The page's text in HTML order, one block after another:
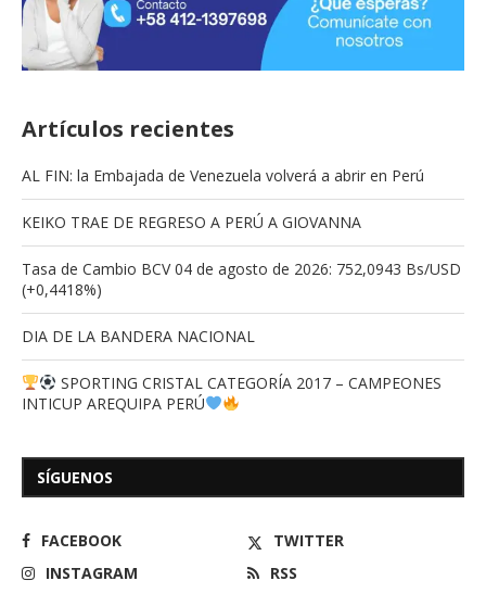
Artículos recientes
AL FIN: la Embajada de Venezuela volverá a abrir en Perú
KEIKO TRAE DE REGRESO A PERÚ A GIOVANNA
Tasa de Cambio BCV 04 de agosto de 2026: 752,0943 Bs/USD
(+0,4418%)
DIA DE LA BANDERA NACIONAL
SPORTING CRISTAL CATEGORÍA 2017 – CAMPEONES
INTICUP AREQUIPA PERÚ
SÍGUENOS
FACEBOOK
TWITTER
INSTAGRAM
RSS